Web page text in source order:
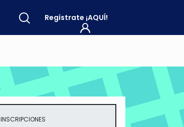
Regístrate ¡AQUÍ!
INSCRIPCIONES